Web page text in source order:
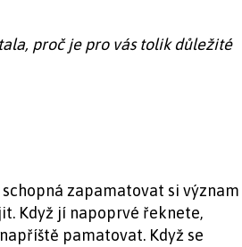
proč je pro vás tolik důležité
zapamatovat si význam
Když jí napoprvé řeknete,
pamatovat. Když se